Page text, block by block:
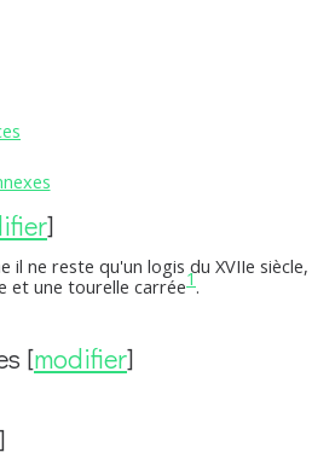
]
il ne reste qu'un logis du XVIIe siècle,
et une tourelle carrée1.
[modifier]
]